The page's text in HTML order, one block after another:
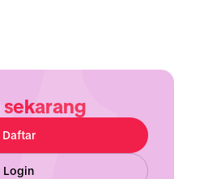
sekarang
Daftar
Login